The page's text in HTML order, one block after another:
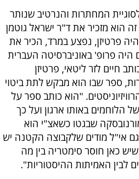
המחתרות והנרטיב שנותר
הוא מזכיר את ד"ר ישראל גוטמן
פרטיזן, נפצע במרד, הכיר את
היה פרופ' באוניברסיטה העברית
יד ושם. ב-63' כותב חיים לזר ליטאי, פרטיזן
ספר שבו הוא מבקש לתת ביטוי
"הוא כותב ספר על
הלוחמים באותו ארגון ועל כך
שבגטו כשאצ"י הוא
אי"ל מודים שלקבוצה הקטנה יש
כאן חוסר סימטריה בין מה
לבין האמיתות ההיסטוריות".